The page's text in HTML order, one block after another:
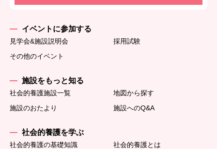
イベントに参加する
見学会&施設説明会
採用試験
その他のイベント
施設をもっと知る
社会的養護施設一覧
地図から探す
施設のおたより
施設へのQ&A
社会的養護を学ぶ
社会的養護の基礎知識
社会的養護とは